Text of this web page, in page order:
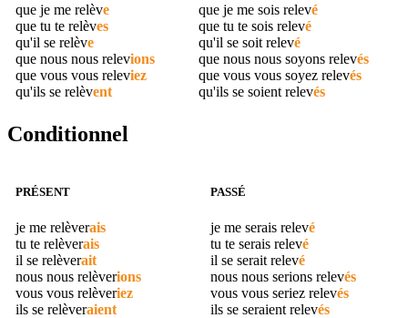
que je me relève
que tu te relèves
qu'il se relève
que nous nous relevions
que vous vous releviez
qu'ils se relèvent
que je me sois relevé
que tu te sois relevé
qu'il se soit relevé
que nous nous soyons relevés
que vous vous soyez relevés
qu'ils se soient relevés
Conditionnel
PRÉSENT
je me relèverais
tu te relèverais
il se relèverait
nous nous relèverions
vous vous relèveriez
ils se relèveraient
PASSÉ
je me serais relevé
tu te serais relevé
il se serait relevé
nous nous serions relevés
vous vous seriez relevés
ils se seraient relevés